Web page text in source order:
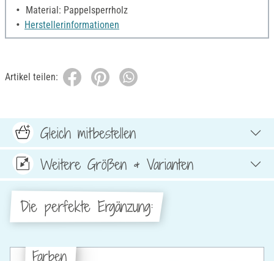
Material: Pappelsperrholz
Herstellerinformationen
Artikel teilen:
Gleich mitbestellen
Weitere Größen & Varianten
Die perfekte Ergänzung:
Farben